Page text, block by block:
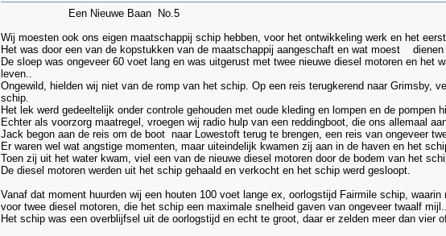
Een Nieuwe Baan No.5
Wij moesten ook ons eigen maatschappij schip hebben, voor het ontwikkeling werk en het
Het was door een van de kopstukken van de maatschappij aangeschaft en wat moest dienen
De sloep was ongeveer 60 voet lang en was uitgerust met twee nieuwe diesel motoren en
leven..
Ongewild, hielden wij niet van de romp van het schip. Op een reis terugkerend naar Grimsby,
schip.
Het lek werd gedeeltelijk onder controle gehouden met oude kleding en lompen en de pompen
Echter als voorzorg maatregel, vroegen wij radio hulp van een reddingboot, die ons allemaal
Jack begon aan de reis om de boot naar Lowestoft terug te brengen, een reis van ongeveer
Er waren wel wat angstige momenten, maar uiteindelijk kwamen zij aan in de haven en het
Toen zij uit het water kwam, viel een van de nieuwe diesel motoren door de bodem van het
De diesel motoren werden uit het schip gehaald en verkocht en het schip werd gesloopt.
Vanaf dat moment huurden wij een houten 100 voet lange ex, oorlogstijd Fairmile schip,
voor twee diesel motoren, die het schip een maximale snelheid gaven van ongeveer twaalf mijl..
Het schip was een overblijfsel uit de oorlogstijd en echt te groot, daar er zelden meer dan